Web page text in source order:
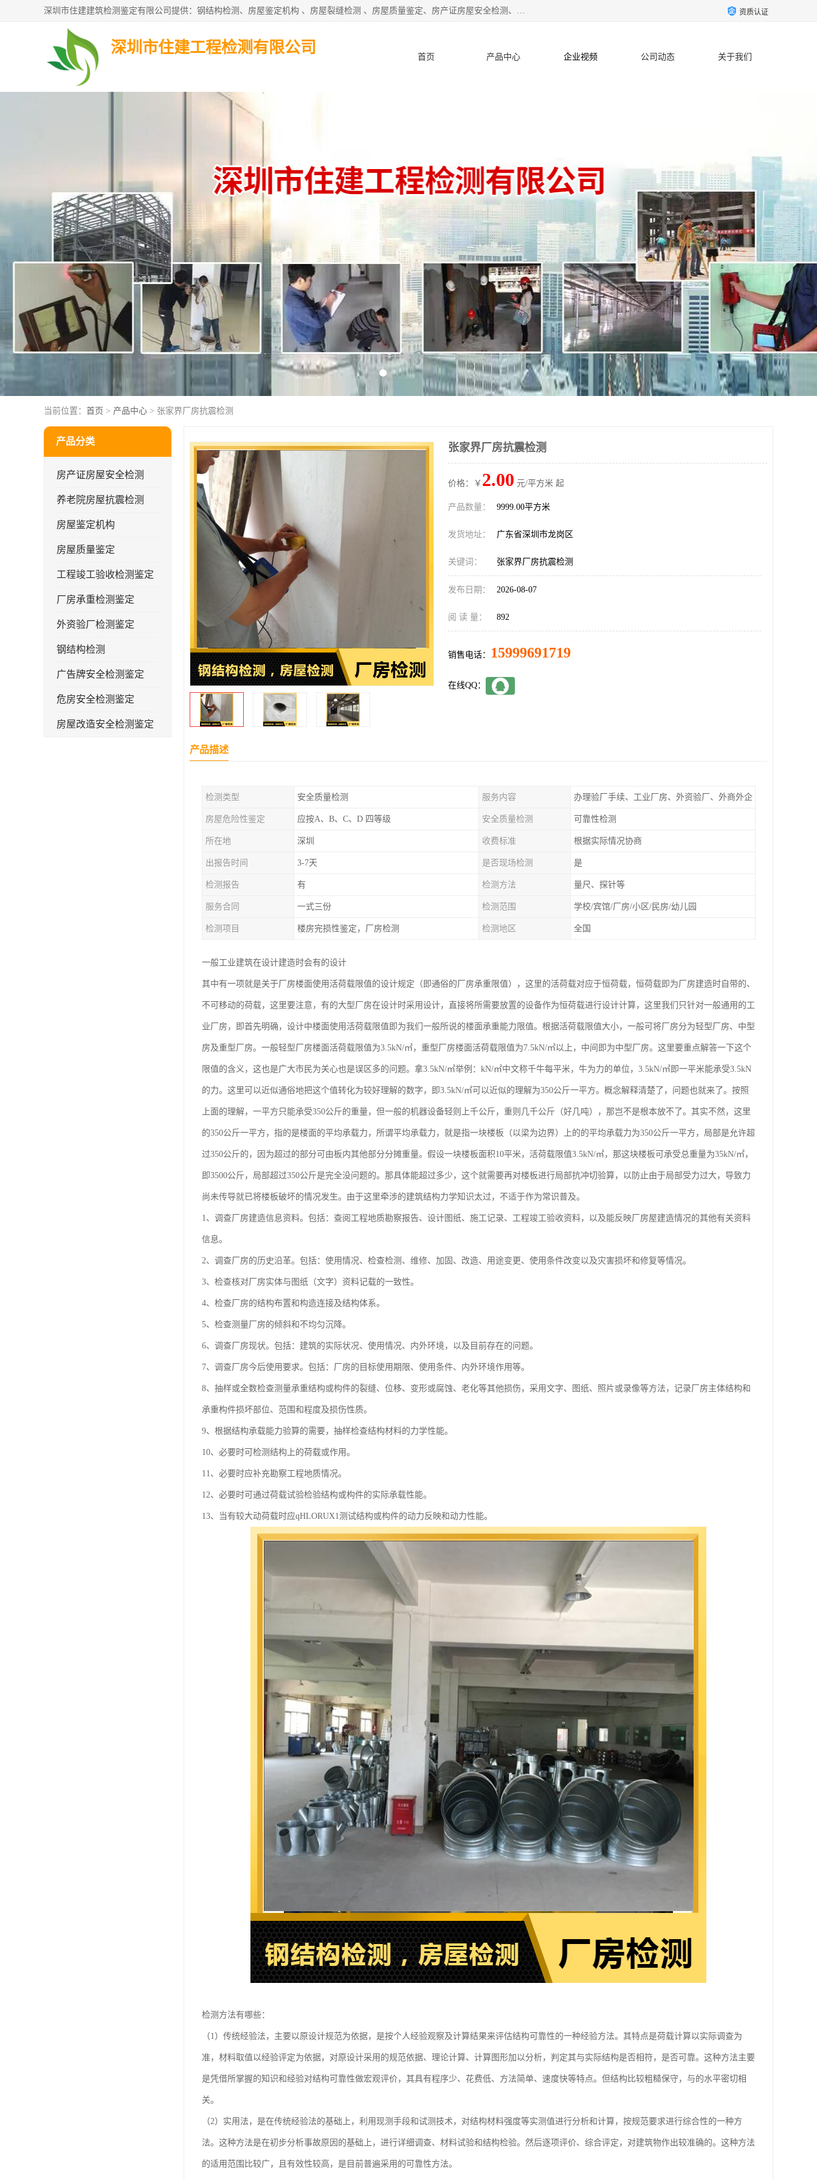
深圳市住建建筑检测鉴定有限公司提供：钢结构检测、房屋鉴定机构 、房屋裂缝检测 、房屋质量鉴定、房产证房屋安全检测、房屋检测鉴定、钢结构夹层安全检测、养老院房屋抗震检测等服务。 资质认证
深圳市住建工程检测有限公司
首页 产品中心 企业视频 公司动态 关于我们
当前位置： 首页 > 产品中心 > 张家界厂房抗震检测
产品分类
房产证房屋安全检测
养老院房屋抗震检测
房屋鉴定机构
房屋质量鉴定
工程竣工验收检测鉴定
厂房承重检测鉴定
外资验厂检测鉴定
钢结构检测
广告牌安全检测鉴定
危房安全检测鉴定
房屋改造安全检测鉴定
张家界厂房抗震检测
价格：￥ 2.00 元/平方米 起
产品数量： 9999.00平方米
发货地址： 广东省深圳市龙岗区
关键词： 张家界厂房抗震检测
发布日期： 2026-08-07
阅 读 量： 892
销售电话： 15999691719
在线QQ：
产品描述
检测类型 安全质量检测 服务内容 办理验厂手续、工业厂房、外资验厂、外商外企
房屋危险性鉴定 应按A、B、C、D 四等级 安全质量检测 可靠性检测
所在地 深圳 收费标准 根据实际情况协商
出报告时间 3-7天 是否现场检测 是
检测报告 有 检测方法 量尺、探针等
服务合同 一式三份 检测范围 学校/宾馆/厂房/小区/民房/幼儿园
检测项目 楼房完损性鉴定，厂房检测 检测地区 全国
一般工业建筑在设计建造时会有的设计
其中有一项就是关于厂房楼面使用活荷载限值的设计规定（即通俗的厂房承重限值），这里的活荷载对应于恒荷载，恒荷载即为厂房建造时自带的、
不可移动的荷载，这里要注意，有的大型厂房在设计时采用设计，直接将所需要放置的设备作为恒荷载进行设计计算，这里我们只针对一般通用的工
业厂房，即首先明确，设计中楼面使用活荷载限值即为我们一般所说的楼面承重能力限值。根据活荷载限值大小，一般可将厂房分为轻型厂房、中型
房及重型厂房。一般轻型厂房楼面活荷载限值为3.5kN/㎡，重型厂房楼面活荷载限值为7.5kN/㎡以上，中间即为中型厂房。这里要重点解答一下这个
限值的含义，这也是广大市民为关心也是误区多的问题。拿3.5kN/㎡举例：kN/㎡中文称千牛每平米，牛为力的单位，3.5kN/㎡即一平米能承受3.5kN
的力。这里可以近似通俗地把这个值转化为较好理解的数字，即3.5kN/㎡可以近似的理解为350公斤一平方。概念解释清楚了，问题也就来了。按照
上面的理解，一平方只能承受350公斤的重量，但一般的机器设备轻则上千公斤，重则几千公斤（好几吨），那岂不是根本放不了。其实不然，这里
的350公斤一平方，指的是楼面的平均承载力，所谓平均承载力，就是指一块楼板（以梁为边界）上的的平均承载力为350公斤一平方，局部是允许超
过350公斤的，因为超过的部分可由板内其他部分分摊重量。假设一块楼板面积10平米，活荷载限值3.5kN/㎡，那这块楼板可承受总重量为35kN/㎡，
即3500公斤，局部超过350公斤是完全没问题的。那具体能超过多少，这个就需要再对楼板进行局部抗冲切验算，以防止由于局部受力过大，导致力
尚未传导就已将楼板破坏的情况发生。由于这里牵涉的建筑结构力学知识太过，不适于作为常识普及。
1、调查厂房建造信息资料。包括：查阅工程地质勘察报告、设计图纸、施工记录、工程竣工验收资料，以及能反映厂房屋建造情况的其他有关资料
信息。
2、调查厂房的历史沿革。包括：使用情况、检查检测、维修、加固、改造、用途变更、使用条件改变以及灾害损坏和修复等情况。
3、检查核对厂房实体与图纸（文字）资料记载的一致性。
4、检查厂房的结构布置和构造连接及结构体系。
5、检查测量厂房的倾斜和不均匀沉降。
6、调查厂房现状。包括：建筑的实际状况、使用情况、内外环境，以及目前存在的问题。
7、调查厂房今后使用要求。包括：厂房的目标使用期限、使用条件、内外环境作用等。
8、抽样或全数检查测量承重结构或构件的裂缝、位移、变形或腐蚀、老化等其他损伤，采用文字、图纸、照片或录像等方法，记录厂房主体结构和
承重构件损坏部位、范围和程度及损伤性质。
9、根据结构承载能力验算的需要，抽样检查结构材料的力学性能。
10、必要时可检测结构上的荷载或作用。
11、必要时应补充勘察工程地质情况。
12、必要时可通过荷载试验检验结构或构件的实际承载性能。
13、当有较大动荷载时应qHLORUX1测试结构或构件的动力反映和动力性能。
检测方法有哪些：
（1）传统经验法，主要以原设计规范为依据，是按个人经验观察及计算结果来评估结构可靠性的一种经验方法。其特点是荷载计算以实际调查为
准，材料取值以经验评定为依据，对原设计采用的规范依据、理论计算、计算图形加以分析，判定其与实际结构是否相符，是否可靠。这种方法主要
是凭借所掌握的知识和经验对结构可靠性做宏观评价，其具有程序少、花费低、方法简单、速度快等特点。但结构比较粗糙保守，与的水平密切相
关。
（2）实用法，是在传统经验法的基础上，利用现测手段和试测技术，对结构材料强度等实测值进行分析和计算，按规范要求进行综合性的一种方
法。这种方法是在初步分析事故原因的基础上，进行详细调查、材料试验和结构检验。然后逐项评价、综合评定，对建筑物作出较准确的。这种方法
的适用范围比较广，且有效性较高，是目前普遍采用的可靠性方法。